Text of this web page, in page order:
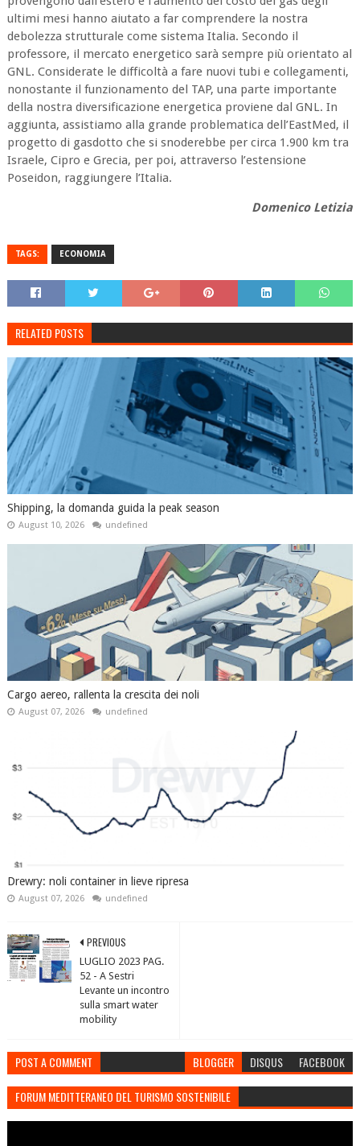
ultimi mesi hanno aiutato a far comprendere la nostra
debolezza strutturale come sistema Italia. Secondo il
professore, il mercato energetico sarà sempre più orientato al
GNL. Considerate le difficoltà a fare nuovi tubi e collegamenti,
nonostante il funzionamento del TAP, una parte importante
della nostra diversificazione energetica proviene dal GNL. In
aggiunta, assistiamo alla grande problematica dell’EastMed, il
progetto di gasdotto che si snoderebbe per circa 1.900 km tra
Israele, Cipro e Grecia, per poi, attraverso l’estensione
Poseidon, raggiungere l’Italia.
Domenico Letizia
TAGS: ECONOMIA
RELATED POSTS
Shipping, la domanda guida la peak season
August 10, 2026 undefined
Cargo aereo, rallenta la crescita dei noli
August 07, 2026 undefined
Drewry: noli container in lieve ripresa
August 07, 2026 undefined
PREVIOUS
LUGLIO 2023 PAG.
52 - A Sestri
Levante un incontro
sulla smart water
mobility
POST A COMMENT BLOGGER DISQUS FACEBOOK
FORUM MEDITTERANEO DEL TURISMO SOSTENIBILE